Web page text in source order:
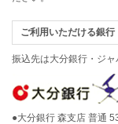
ご利用いただける銀行
振込先は大分銀行・ジャ
●大分銀行 森支店 普通